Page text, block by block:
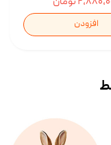
افزودن